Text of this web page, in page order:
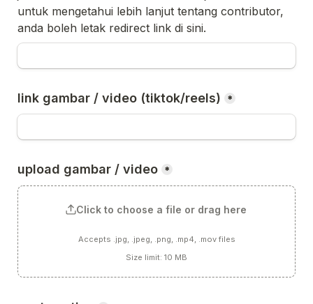
untuk mengetahui lebih lanjut tentang contributor,
anda boleh letak redirect link di sini.
link gambar / video (tiktok/reels) *
upload gambar / video *
Click to choose a file or drag here
Accepts .jpg, .jpeg, .png, .mp4, .mov files
Size limit: 10 MB